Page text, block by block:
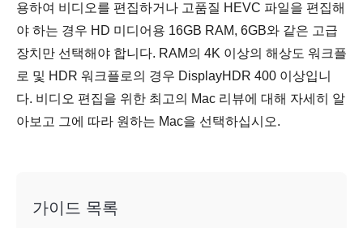
용하여 비디오를 편집하거나 고품질 HEVC 파일을 편집해
야 하는 경우 HD 미디어용 16GB RAM, 6GB와 같은 고급
장치만 선택해야 합니다. RAM의 4K 이상의 해상도 워크플
로 및 HDR 워크플로의 경우 DisplayHDR 400 이상입니
다. 비디오 편집을 위한 최고의 Mac 리뷰에 대해 자세히 알
아보고 그에 따라 원하는 Mac을 선택하십시오.
가이드 목록